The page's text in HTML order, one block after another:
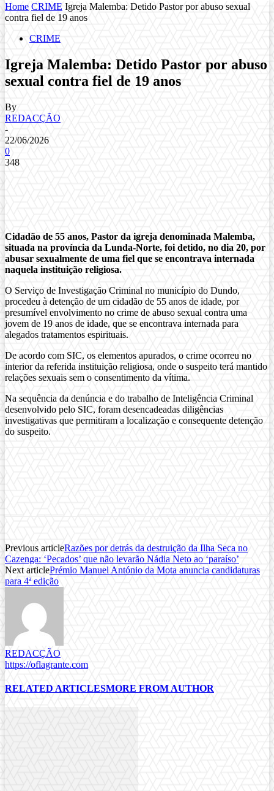
Home CRIME Igreja Malemba: Detido Pastor por abuso sexual
contra fiel de 19 anos
CRIME
Igreja Malemba: Detido Pastor por abuso
sexual contra fiel de 19 anos
By
REDACÇÃO
-
22/06/2026
0
348
Cidadão de 55 anos, Pastor da igreja denominada Malemba,
situada na província da Lunda-Norte, foi detido, no dia 20, por
abusar sexualmente de uma fiel que se encontrava internada
naquela instituição religiosa.
O Serviço de Investigação Criminal no município do Dundo,
procedeu à detenção de um cidadão de 55 anos de idade, por
presumível envolvimento no crime de abuso sexual contra uma
jovem de 19 anos de idade, que se encontrava internada para
alegados tratamentos espirituais.
De acordo com SIC, os elementos apurados, o crime ocorreu no
interior da referida instituição religiosa, onde o suspeito terá mantido
relações sexuais sem o consentimento da vítima.
Na sequência da denúncia e do trabalho de Inteligência Criminal
desenvolvido pelo SIC, foram desencadeadas diligências
investigativas que permitiram a localização e consequente detenção
do suspeito.
Previous articleRazões por detrás da destruição da Ilha Seca no
Cazenga: ‘Pecados’ que não levarão Nádia Neto ao ‘paraíso’
Next articlePrémio Manuel António da Mota anuncia candidaturas
para 4ª edição
REDACÇÃO
https://oflagrante.com
RELATED ARTICLESMORE FROM AUTHOR